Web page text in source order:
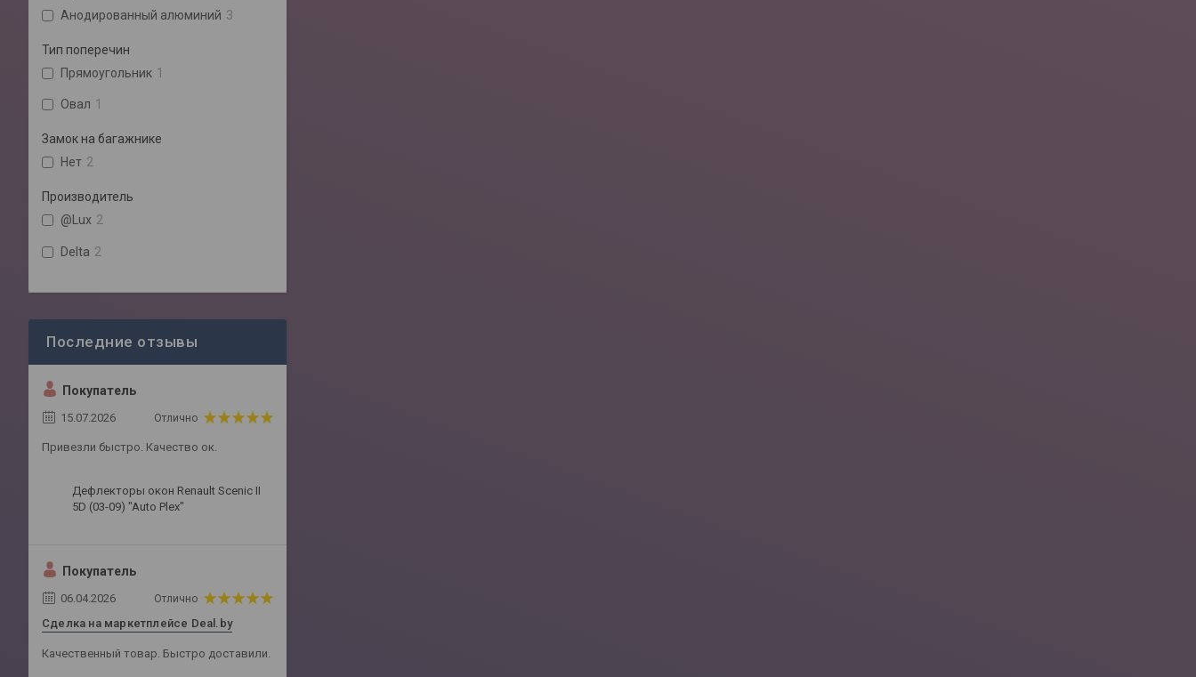
Анодированный алюминий 3
Тип поперечин
Прямоугольник 1
Овал 1
Замок на багажнике
Нет 2
Производитель
@Lux 2
Delta 2
Покупатель
15.07.2026 Отлично
Привезли быстро. Качество ок.
Дефлекторы окон Renault Scenic II
5D (03-09) "Auto Plex"
Покупатель
06.04.2026 Отлично
Сделка на маркетплейсе Deal.by
Качественный товар. Быстро доставили.